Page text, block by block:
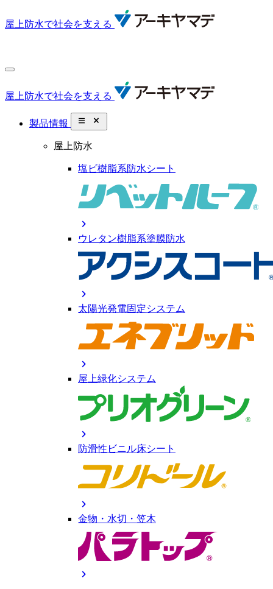
屋上防水で社会を支える
屋上防水で社会を支える
製品情報 close_small
屋上防水
塩ビ樹脂系防水シート
chevron_right
ウレタン樹脂系塗膜防水
chevron_right
太陽光発電固定システム
chevron_right
屋上緑化システム
chevron_right
防滑性ビニル床シート
chevron_right
金物・水切・笠木
chevron_right